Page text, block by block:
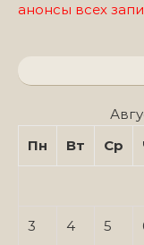
анонсы всех
Пн
Вт Ср
3 4 5